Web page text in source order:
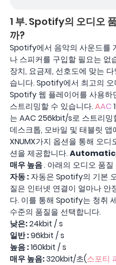
1 부. Spotify의 오디오
까?
Spotify에서 음악의 사운드를
나 스피커를 구입할 필요는
장치, 요금제, 선호도에 맞는
습니다. Spotify에서 최고의
Spotify 웹 플레이어를 사용
스트리밍할 수 있습니다.AAC
는 AAC 256kbit/s로 스트리밍
데스크톱, 모바일 및 태블릿
XNUMX가지 옵션을 통해 오
션을 제공합니다.Automatic,
매우 높음. 아래의 오디오 품
자동 : 자동은 Spotify의 기본
질은 인터넷 연결이 얼마나 안
다. 이를 통해 Spotify는 청취
수준의 품질을 선택합니다.
낮은:24kbit / s
일반 :96kbit / s
높음 :160kbit / s
매우 높음:320kbit/초(스포티